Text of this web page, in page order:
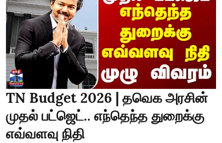
TN Budget 2026 | தவெக அரசின்
முதல் பட்ஜெட்.. எந்தெந்த துறைக்கு
எவ்வளவு நிதி